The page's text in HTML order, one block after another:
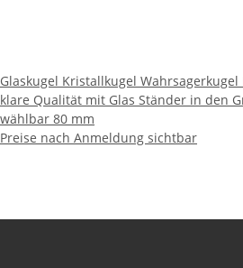
Glaskugel Kristallkugel Wahrsagerkugel
klare Qualität mit Glas Ständer in den
wählbar 80 mm
Preise nach Anmeldung sichtbar